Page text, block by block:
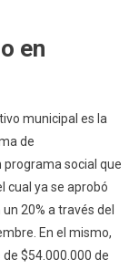
en
municipal es la
de
social que
cual ya se aprobó
20% a través del
En el mismo,
$54.000.000 de